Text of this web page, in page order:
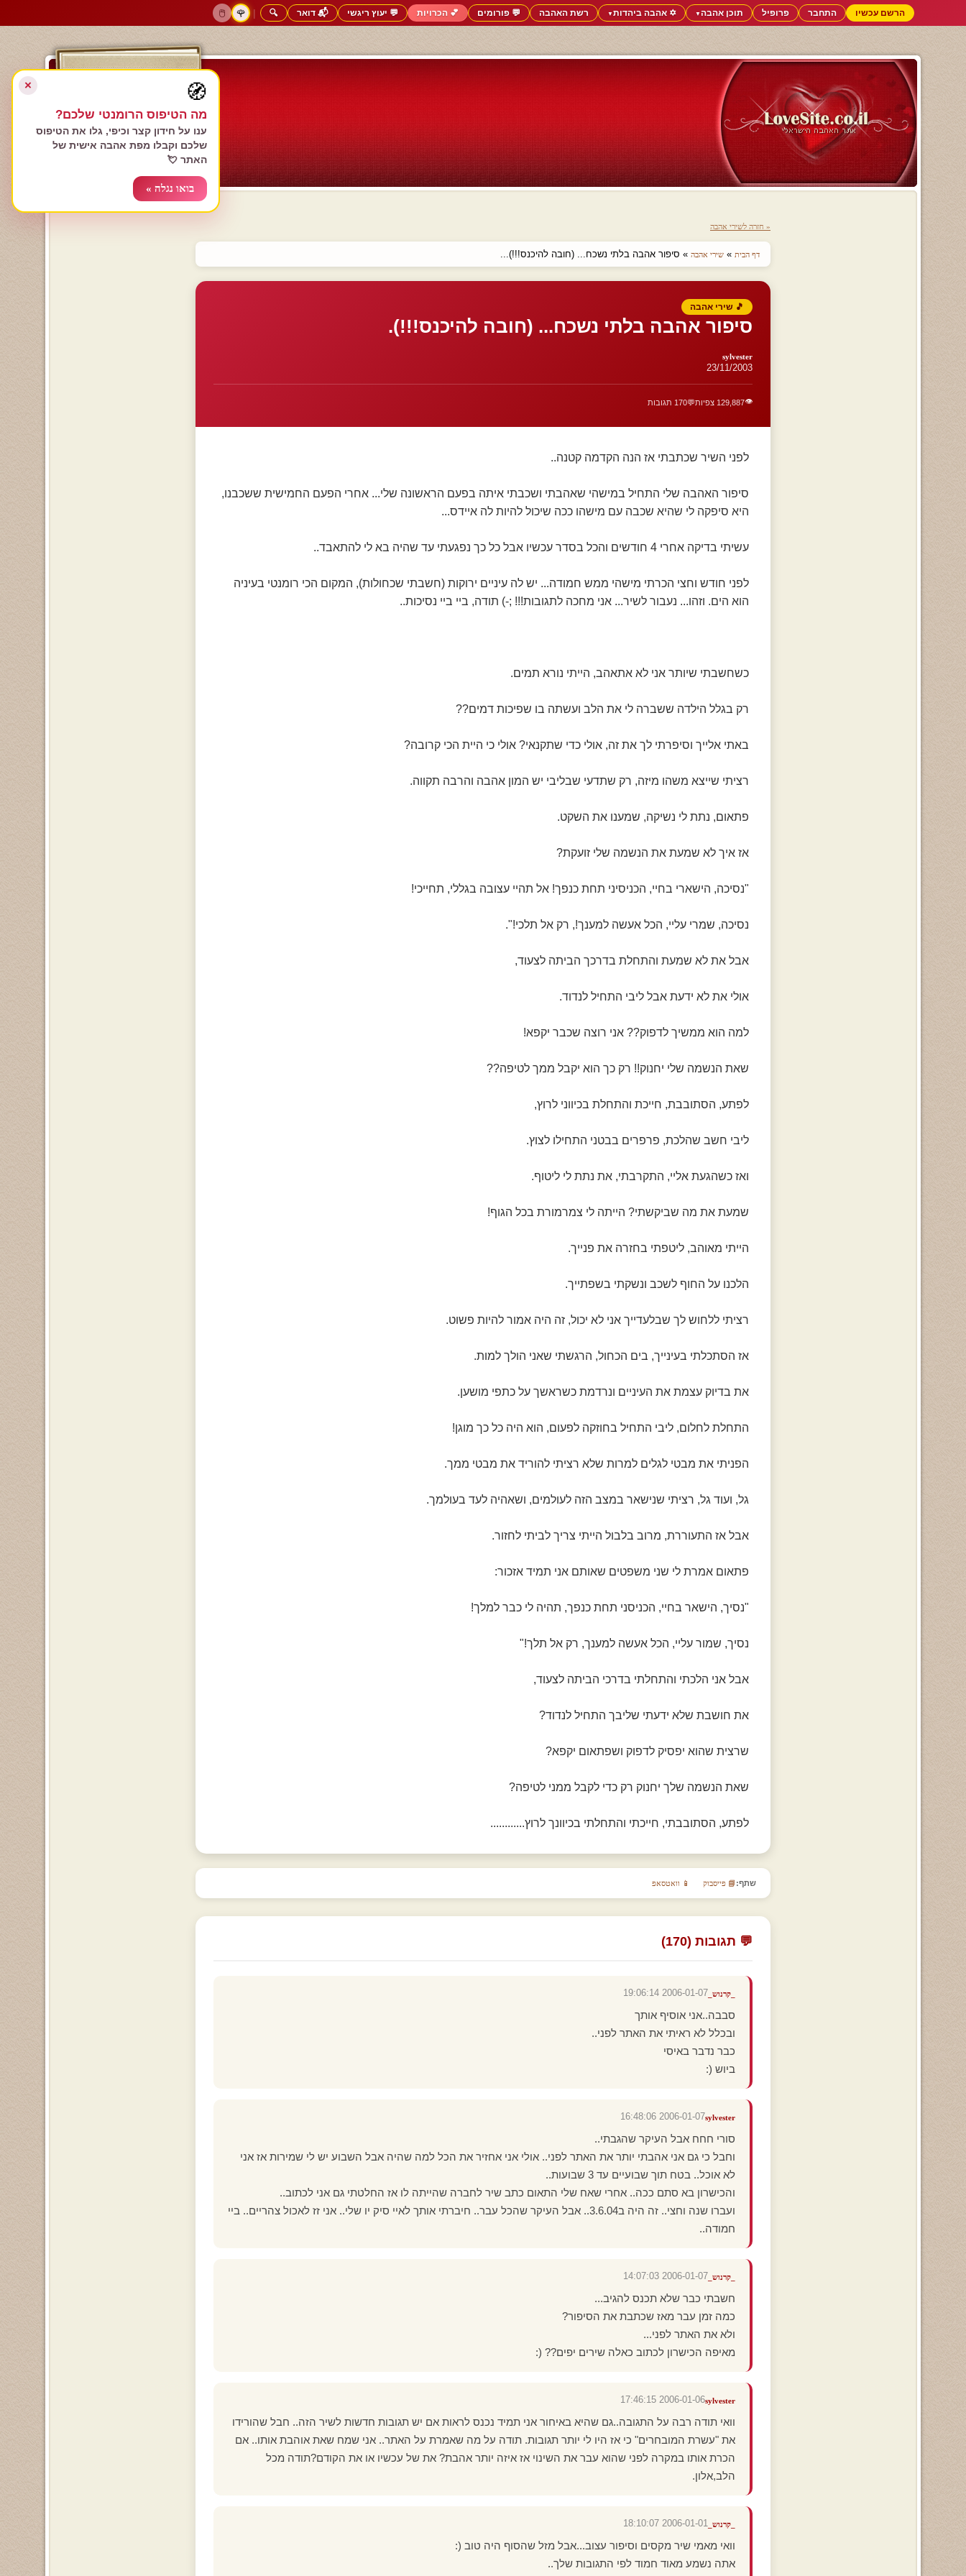
הרשם עכשיו התחבר פרופיל תוכן אהבה▼ ✡️ אהבה ביהדות▼ רשת האהבה 💬 פורומים 💕 הכרויות 💬 יעוץ ריגשי 📬 דואר 🔍
|
🌹
🖱️
הרשם עכשיו
התחבר
« חזרה לשירי אהבה
דף הבית » שירי אהבה » סיפור אהבה בלתי נשכח... (חובה להיכנס!!!)...
🎵 שירי אהבה
סיפור אהבה בלתי נשכח... (חובה להיכנס!!!).
sylvester
23/11/2003
👁️129,887 צפיות 💬170 תגובות
לפני השיר שכתבתי אז הנה הקדמה קטנה..
סיפור האהבה שלי התחיל במישהי שאהבתי ושכבתי איתה בפעם הראשונה שלי... אחרי הפעם החמישית ששכבנו,
היא סיפקה לי שהיא שכבה עם מישהו ככה שיכול להיות לה איידס...
עשיתי בדיקה אחרי 4 חודשים והכל בסדר עכשיו אבל כל כך נפגעתי עד שהיה בא לי להתאבד..
לפני חודש וחצי הכרתי מישהי ממש חמודה... יש לה עיניים ירוקות (חשבתי שכחולות), המקום הכי רומנטי בעיניה
הוא הים. וזהו... נעבור לשיר... אני מחכה לתגובות!!! ;-) תודה, ביי ביי נסיכות..
כשחשבתי שיותר אני לא אתאהב, הייתי נורא תמים.
רק בגלל הילדה ששברה לי את הלב ועשתה בו שפיכות דמים??
באתי אלייך וסיפרתי לך את זה, אולי כדי שתקנאי? אולי כי היית הכי קרובה?
רציתי שייצא משהו מיזה, רק שתדעי שבליבי יש המון אהבה והרבה תקווה.
פתאום, נתת לי נשיקה, שמענו את השקט.
אז איך לא שמעת את הנשמה שלי זועקת?
"נסיכה, הישארי בחיי, הכניסיני תחת כנפך! אל תהיי עצובה בגללי, תחייכי!
נסיכה, שמרי עליי, הכל אעשה למענך!, רק אל תלכי!".
אבל את לא שמעת והתחלת בדרכך הביתה לצעוד,
אולי את לא ידעת אבל ליבי התחיל לנדוד.
למה הוא ממשיך לדפוק?? אני רוצה שכבר יקפא!
שאת הנשמה שלי יחנוק!! רק כך הוא יקבל ממך לטיפה??
לפתע, הסתובבת, חייכת והתחלת בכיווני לרוץ,
ליבי חשב שהלכת, פרפרים בבטני התחילו לצוץ.
ואז כשהגעת אליי, התקרבתי, את נתת לי ליטוף.
שמעת את מה שביקשתי? הייתה לי צמרמורת בכל הגוף!
הייתי מאוהב, ליטפתי בחזרה את פנייך.
הלכנו על החוף לשכב ונשקתי בשפתייך.
רציתי ללחוש לך שבלעדייך אני לא יכול, זה היה אמור להיות פשוט.
אז הסתכלתי בעינייך, בים הכחול, הרגשתי שאני הולך למות.
את בדיוק עצמת את העיניים ונרדמת כשראשך על כתפי מושען.
התחלת לחלום, ליבי התחיל בחוזקה לפעום, הוא היה כל כך מוגן!
הפניתי את מבטי לגלים למרות שלא רציתי להוריד את מבטי ממך.
גל, ועוד גל, רציתי שנישאר במצב הזה לעולמים, ושאהיה לעד בעולמך.
אבל אז התעוררת, מרוב בלבול הייתי צריך לביתי לחזור.
פתאום אמרת לי שני משפטים שאותם אני תמיד אזכור:
"נסיך, הישאר בחיי, הכניסני תחת כנפך, תהיה לי כבר למלך!
נסיך, שמור עליי, הכל אעשה למענך, רק אל תלך!"
אבל אני הלכתי והתחלתי בדרכי הביתה לצעוד,
את חושבת שלא ידעתי שליבך התחיל לנדוד?
שרצית שהוא יפסיק לדפוק ושפתאום יקפא?
שאת הנשמה שלך יחנוק רק כדי לקבל ממני לטיפה?
לפתע, הסתובבתי, חייכתי והתחלתי בכיוונך לרוץ............
שתף: 📘 פייסבוק 📱 וואטסאפ
💬 תגובות (170)
_קרנוש_ 2006-01-07 19:06:14
סבבה..אני אוסיף אותך
ובכלל לא ראיתי את האתר לפני..
כבר נדבר באיסי
ביוש (:
sylvester
2006-01-07 16:48:06
סורי חחח אבל העיקר שהגבתי..
וחבל כי גם אני אהבתי יותר את האתר לפני.. אולי אני אחזיר את הכל למה שהיה אבל השבוע יש לי שמירות אז אני
לא אוכל.. בטח תוך שבועיים עד 3 שבועות..
והכישרון בא סתם ככה.. אחרי שאח שלי התאום כתב שיר לחברה שהייתה לו אז החלטתי גם אני לכתוב..
ועברו שנה וחצי.. זה היה ב3.6.04.. אבל העיקר שהכל עבר.. חיברתי אותך לאיי סיק יו שלי.. אני זז לאכול צהריים.. ביי
חמודה..
_קרנוש_ 2006-01-07 14:07:03
חשבתי כבר שלא תכנס להגיב...
כמה זמן עבר מאז שכתבת את הסיפור?
ולא את האתר לפני...
מאיפה הכישרון לכתוב כאלה שירים יפים?? (:
sylvester
2006-01-06 17:46:15
וואי תודה רבה על התגובה..גם שהיא באיחור אני תמיד נכנס לראות אם יש תגובות חדשות לשיר הזה.. חבל שהורידו
את "עשרת המובחרים" כי אז היו לי יותר תגובות. תודה על מה שאמרת על האתר.. אני שמח שאת אוהבת אותו.. אם
הכרת אותו במקרה לפני שהוא עבר את השינוי אז איזה יותר אהבת? את של עכשיו או את הקודם?תודה מכל
הלב,אלון.
_קרנוש_ 2006-01-01 18:10:07
וואי מאמי שיר מקסים וסיפור עצוב...אבל מזל שהסוף היה טוב (:
אתה נשמע מאוד חמוד לפי התגובות שלך..